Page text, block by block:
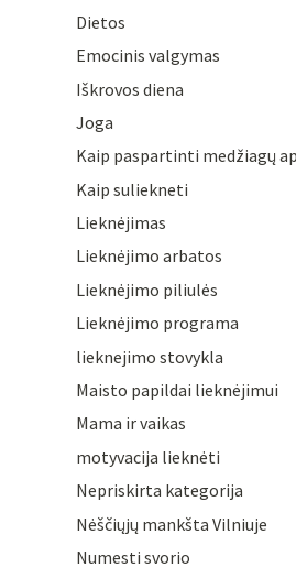
Dietos
Emocinis valgymas
Iškrovos diena
Joga
Kaip paspartinti medžiagų
Kaip suliekneti
Lieknėjimas
Lieknėjimo arbatos
Lieknėjimo piliulės
Lieknėjimo programa
lieknejimo stovykla
Maisto papildai lieknėjimui
Mama ir vaikas
motyvacija lieknėti
Nepriskirta kategorija
Nėščiųjų mankšta Vilniuje
Numesti svorio